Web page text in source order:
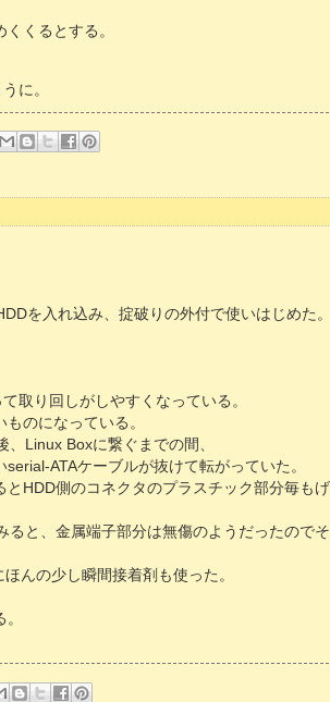
くるとする。
に。
を入れ込み、掟破りの外付で使いはじめた。
取り回しがしやすくなっている。
のになっている。
Linux Boxに繋ぐまでの間、
ATAケーブルが抜けて転がっていた。
HDD側のコネクタのプラスチック部分毎も
ると、金属端子部分は無傷のようだったので
んの少し瞬間接着剤も使った。